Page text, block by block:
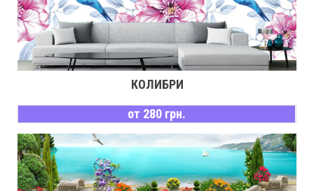
КОЛИБРИ
от 280 грн.